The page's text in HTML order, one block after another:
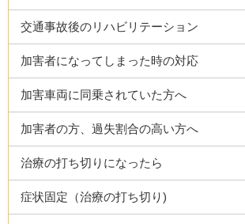
交通事故後のリハビリテーション
加害者になってしまった時の対応
加害車両に同乗されていた方へ
加害者の方、過失割合の高い方へ
治療の打ち切りになったら
症状固定（治療の打ち切り)